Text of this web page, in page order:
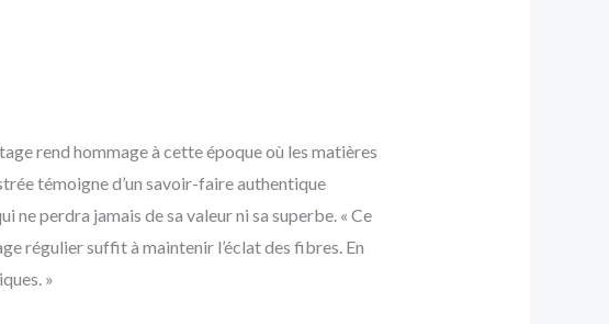
rend hommage à cette époque où les matières
témoigne d’un savoir-faire authentique
ne perdra jamais de sa valeur ni sa superbe. « Ce
régulier suffit à maintenir l’éclat des fibres. En
»